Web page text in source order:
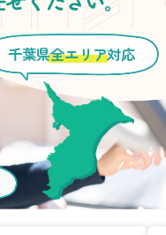
千葉県全エリア対応